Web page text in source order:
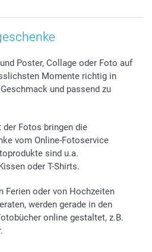
Poster, Collage oder Foto auf
Momente richtig in
und passend zu
der Fotos bringen die
vom Online-Fotoservice
sind u.a.
oder T-Shirts.
Ferien oder von Hochzeiten
werden gerade in den
online gestaltet, z.B.